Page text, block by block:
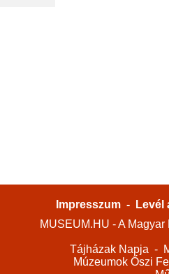
Impresszum -
Levél
MUSEUM.HU - A
Tájházak Napja -
Múzeumok Őszi